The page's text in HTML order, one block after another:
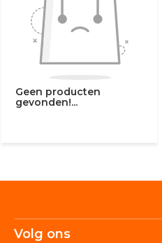
Geen producten
gevonden!...
Volg ons